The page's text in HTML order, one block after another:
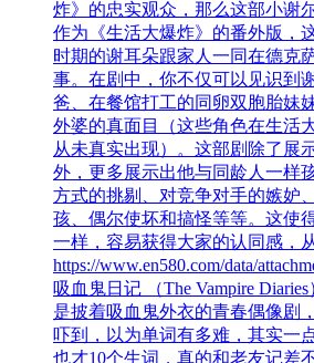
炸》的忠实观众，那么这部小谢
作为《生活大爆炸》的番外版，
时期的谢耳朵跟家人一同在德克
事。在剧中，你不仅可以见识到
爸、在餐馆打工的同卵双胞胎妹
外婆的真面目（这些角色在生活
从未真实出现）。这部剧除了展
外，更多展示出他与同龄人一样
方式的挑剔、对竞争对手的嫉妒
孩、偶尔使坏和搞怪等等。这使
一样，容易获得大家的认同感，
https://www.en580.com/data/
吸血鬼日记 （The Vampire
是披着吸血鬼外衣的青春偶像剧
吓到，以为单词有多难，其实一
也才10个生词，真的和老友记差